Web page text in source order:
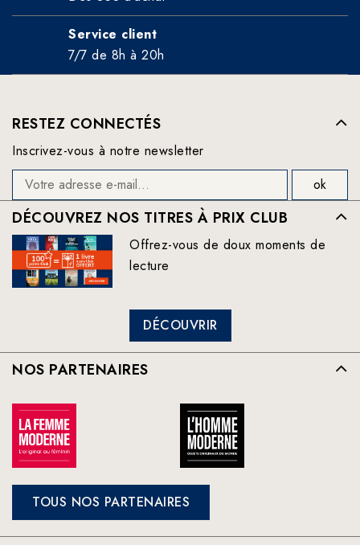
Service client
7/7 de 8h à 20h
RESTEZ CONNECTÉS
Inscrivez-vous à notre newsletter
DÉCOUVREZ NOS TITRES À PRIX CLUB
Offrez-vous de doux moments de
lecture
DÉCOUVRIR
NOS PARTENAIRES
TOUS NOS PARTENAIRES